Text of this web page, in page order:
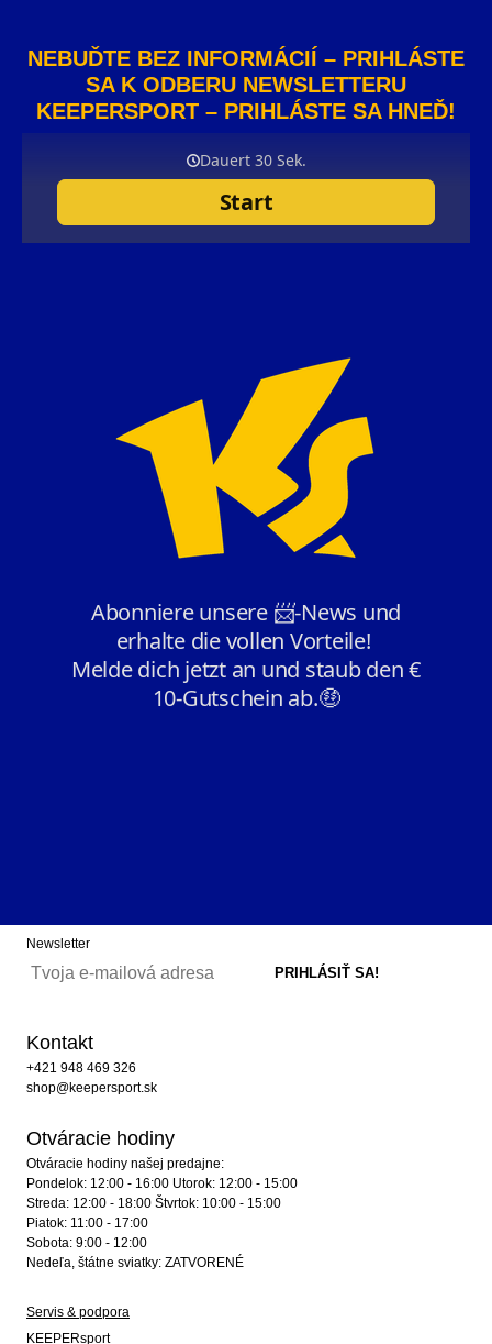
NEBUĎTE BEZ INFORMÁCIÍ – PRIHLÁSTE
SA K ODBERU NEWSLETTERU
KEEPERSPORT – PRIHLÁSTE SA HNEĎ!
Newsletter
Kontakt
+421 948 469 326
shop@keepersport.sk
Otváracie hodiny
Otváracie hodiny našej predajne:
Pondelok: 12:00 - 16:00 Utorok: 12:00 - 15:00
Streda: 12:00 - 18:00 Štvrtok: 10:00 - 15:00
Piatok: 11:00 - 17:00
Sobota: 9:00 - 12:00
Nedeľa, štátne sviatky: ZATVORENÉ
Servis & podpora
KEEPERsport